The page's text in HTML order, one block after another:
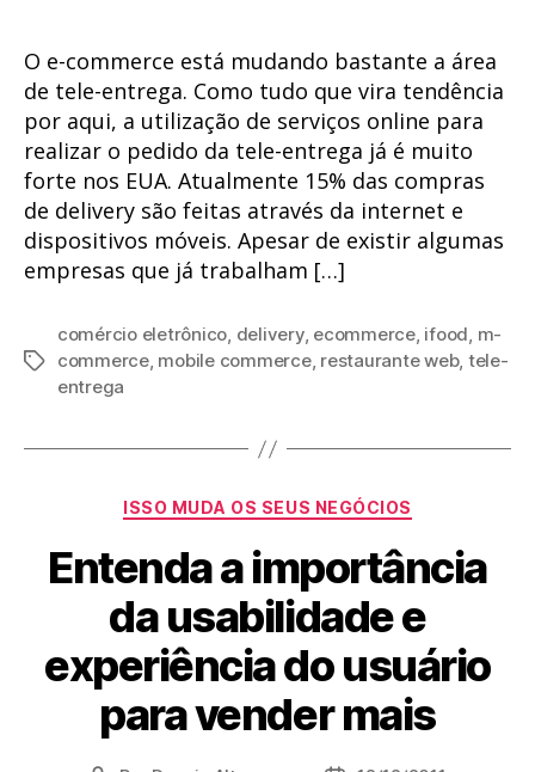
O e-commerce está mudando bastante a área
de tele-entrega. Como tudo que vira tendência
por aqui, a utilização de serviços online para
realizar o pedido da tele-entrega já é muito
forte nos EUA. Atualmente 15% das compras
de delivery são feitas através da internet e
dispositivos móveis. Apesar de existir algumas
empresas que já trabalham […]
Tags
comércio eletrônico, delivery, ecommerce, ifood, m-
commerce, mobile commerce, restaurante web, tele-
entrega
Categorias
ISSO MUDA OS SEUS NEGÓCIOS
Entenda a importância
da usabilidade e
experiência do usuário
para vender mais